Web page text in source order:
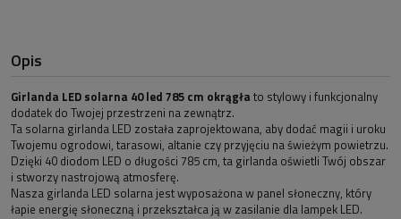
Opis
Girlanda LED solarna 40 led 785 cm okrągła to stylowy i funkcjonalny
dodatek do Twojej przestrzeni na zewnątrz.
Ta solarna girlanda LED została zaprojektowana, aby dodać magii i uroku
Twojemu ogrodowi, tarasowi, altanie czy przyjęciu na świeżym powietrzu.
Dzięki 40 diodom LED o długości 785 cm, ta girlanda oświetli Twój obszar
i stworzy nastrojową atmosferę.
Nasza girlanda LED solarna jest wyposażona w panel słoneczny, który
łapie energię słoneczną i przekształca ją w zasilanie dla lampek LED.